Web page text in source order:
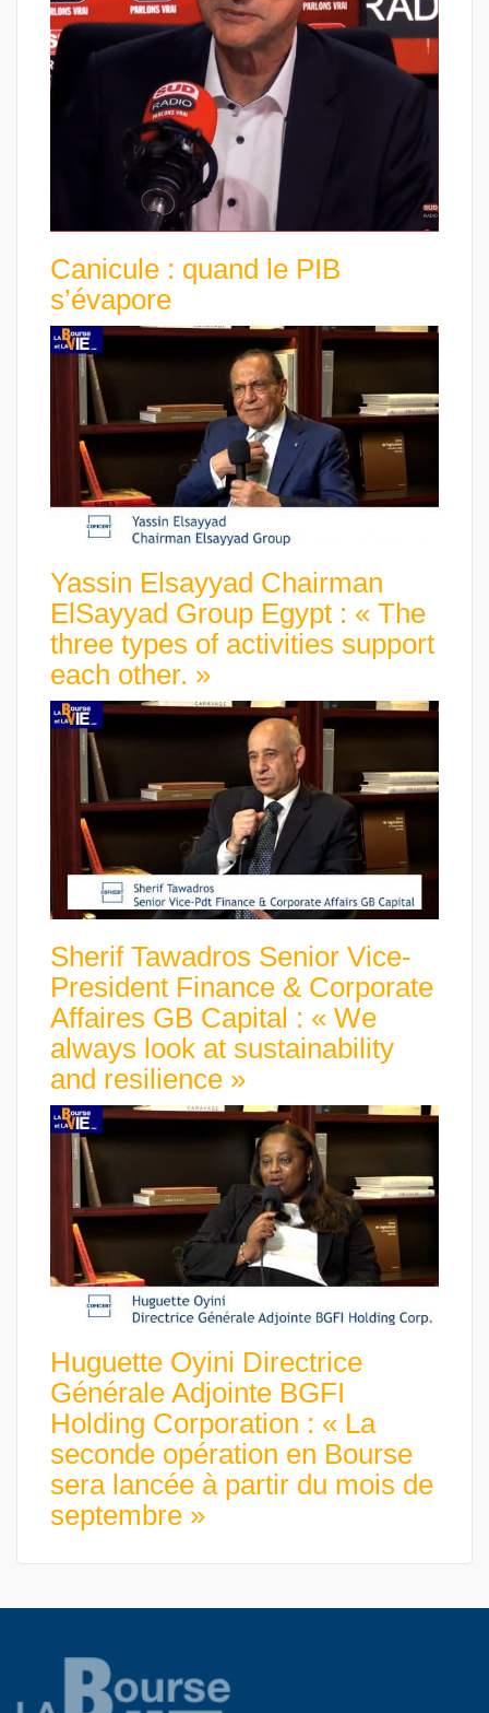
Canicule : quand le PIB
s’évapore
Yassin Elsayyad Chairman
ElSayyad Group Egypt : « The
three types of activities support
each other. »
Sherif Tawadros Senior Vice-
President Finance & Corporate
Affaires GB Capital : « We
always look at sustainability
and resilience »
Huguette Oyini Directrice
Générale Adjointe BGFI
Holding Corporation : « La
seconde opération en Bourse
sera lancée à partir du mois de
septembre »